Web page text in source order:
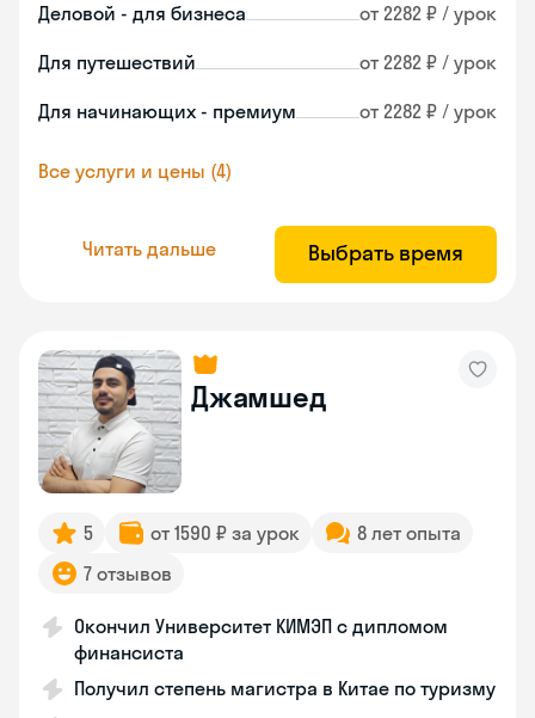
Деловой - для бизнеса от 2282 ₽ / урок
Для путешествий от 2282 ₽ / урок
Для начинающих - премиум от 2282 ₽ / урок
Все услуги и цены (4)
Читать дальше Выбрать время
Джамшед
5 от 1590 ₽ за урок
8 лет опыта
7 отзывов
Окончил Университет КИМЭП с дипломом
финансиста
Получил степень магистра в Китае по туризму